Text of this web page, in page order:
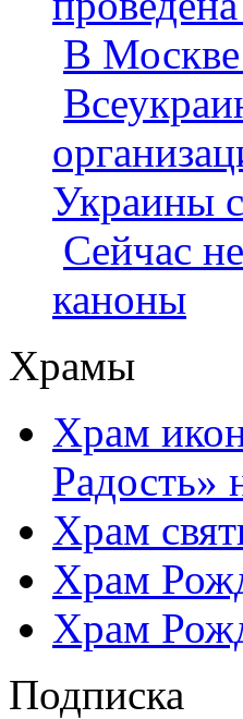
В Москве
Украины
Сейчас
каноны
Храмы
Храм
Радость»
Храм
Храм
Храм
Подписка